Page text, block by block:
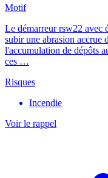
Motif
Le démarreur rsw22 avec
subir une abrasion accrue
l'accumulation de dépôts
ces …
Risques
Incendie
Voir le rappel